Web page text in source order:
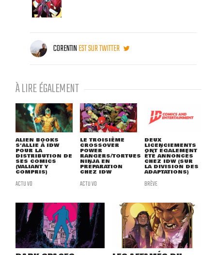
CORENTINEST SUR TWITTER
À LIRE ÉGALEMENT
ALIEN BOOKS
S'ALLIE À IDW
POUR LA
DISTRIBUTION DE
SES COMICS
(VALIANT Y
COMPRIS)
ACTU VO
LE TROISIÈME
CROSSOVER
POWER
RANGERS/TORTUES
NINJA EN
PRÉPARATION
CHEZ IDW
ACTU VO
DEUX
LICENCIEMENTS
ONT ÉGALEMENT
ÉTÉ ANNONCÉS
CHEZ IDW (SUR
LA DIVISION DES
ADAPTATIONS)
BRÈVE